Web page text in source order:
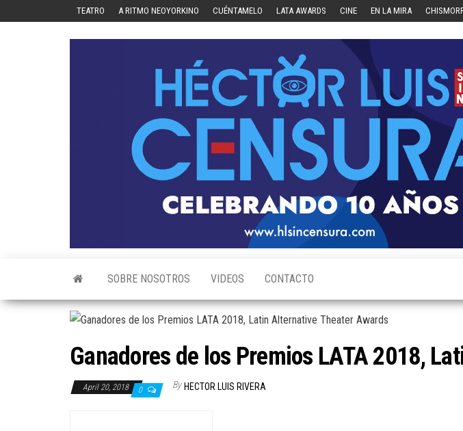
TEATRO A RITMO NEOYORKINO CUÉNTAMELO LATA AWARDS CINE EN LA MIRA
SOBRE NOSOTROS VIDEOS CONTACTO
Ganadores de los Premios LATA 2018,
April 20, 2018 0 By HECTOR LUIS RIVERA